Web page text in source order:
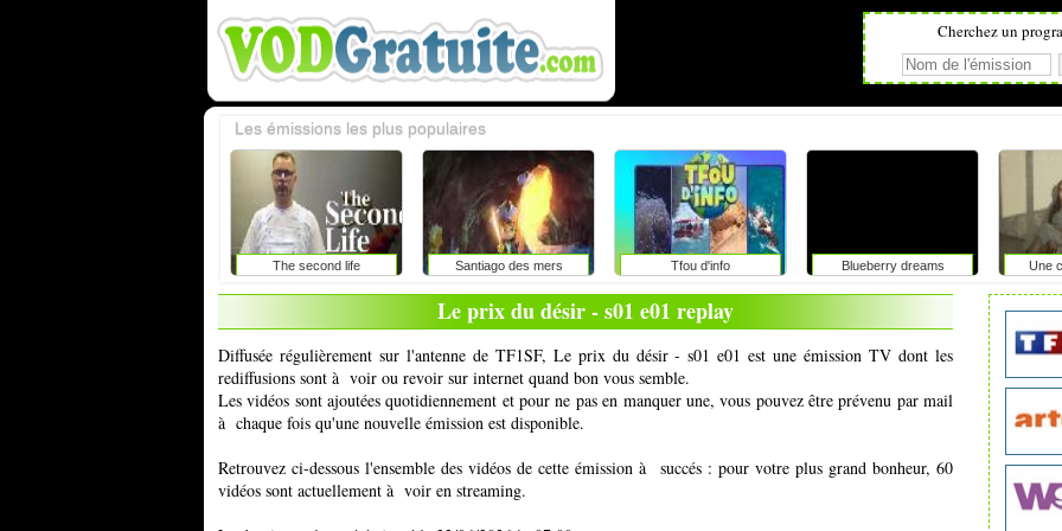
Cherchez un
The second life Santiago des mers Tfou d'info Blueberry dreams Une
Les émissions les plus populaires
Le prix du désir - s01 e01 replay
Diffusée régulièrement sur l'antenne de TF1SF, Le prix du désir - s01 e01 est une émission TV dont les
rediffusions sont à voir ou revoir sur internet quand bon vous semble.
Les vidéos sont ajoutées quotidiennement et pour ne pas en manquer une, vous pouvez être prévenu par mail
à chaque fois qu'une nouvelle émission est disponible.
Retrouvez ci-dessous l'ensemble des vidéos de cette émission à succés : pour votre plus grand bonheur, 60
vidéos sont actuellement à voir en streaming.